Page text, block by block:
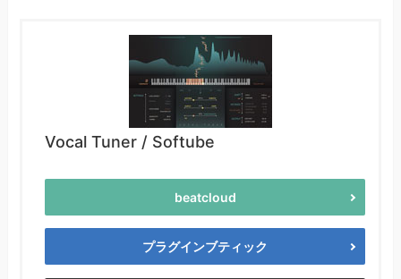
Vocal Tuner / Softube
beatcloud
プラグインブティック